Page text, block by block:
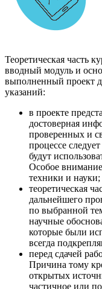
Теоретическая часть
вводный модуль и
выполненный проект
указаний:
в проекте
достоверная
проверенных и
процессе
будут
Особое внимание
техники и науки;
теоретическая
дальнейшего
по выбранной
научные
которые были
всегда
перед сдачей
Причина тому
открытых
частичное или